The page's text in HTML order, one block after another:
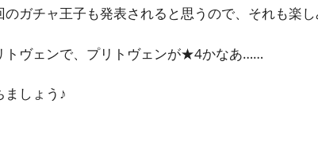
ガチャ王子も発表されると思うので、それも楽し
トヴェンで、プリトヴェンが★4かなあ……
しょう♪